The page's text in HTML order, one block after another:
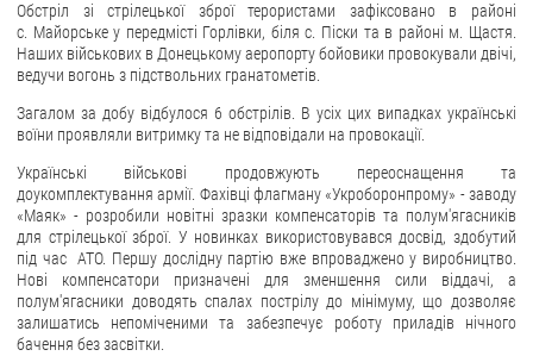
Обстріл зі стрілецької зброї терористами зафіксовано в районі
с. Майорське у передмісті Горлівки, біля с. Піски та в районі м. Щастя.
Наших військових в Донецькому аеропорту бойовики провокували двічі,
ведучи вогонь з підствольних гранатометів.
Загалом за добу відбулося 6 обстрілів. В усіх цих випадках українські
воїни проявляли витримку та не відповідали на провокації.
Українські військові продовжують переоснащення та
доукомплектування армії. Фахівці флагману «Укроборонпрому» - заводу
«Маяк» - розробили новітні зразки компенсаторів та полум'ягасників
для стрілецької зброї. У новинках використовувався досвід, здобутий
під час АТО. Першу дослідну партію вже впроваджено у виробництво.
Нові компенсатори призначені для зменшення сили віддачі, а
полум'ягасники доводять спалах пострілу до мінімуму, що дозволяє
залишатись непоміченими та забезпечує роботу приладів нічного
бачення без засвітки.